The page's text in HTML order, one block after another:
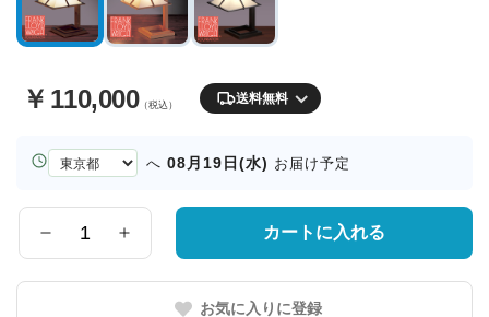
￥ 110,000（税込） 送料無料
お
届
へ 08月19日(水) お届け予定
量
カートに入れる
お気に入りに登録